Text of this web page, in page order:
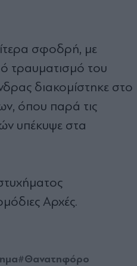
σφοδρή, με
τραυματισμό του
διακομίστηκε στο
όπου παρά τις
υπέκυψε στα
Aρχές.
#Θανατηφόρο